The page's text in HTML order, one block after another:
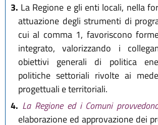
3. La Regione e gli enti locali, nella
attuazione degli strumenti di
cui al comma 1, favoriscono
integrato, valorizzando i
obiettivi generali di politica
politiche settoriali rivolte ai
progettuali e territoriali.
4. La Regione ed i Comuni
elaborazione ed approvazione dei